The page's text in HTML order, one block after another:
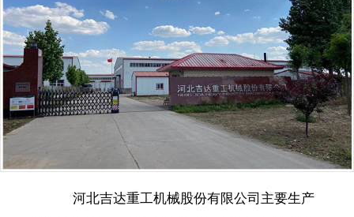
河北吉达重工机械股份有限公司主要生产